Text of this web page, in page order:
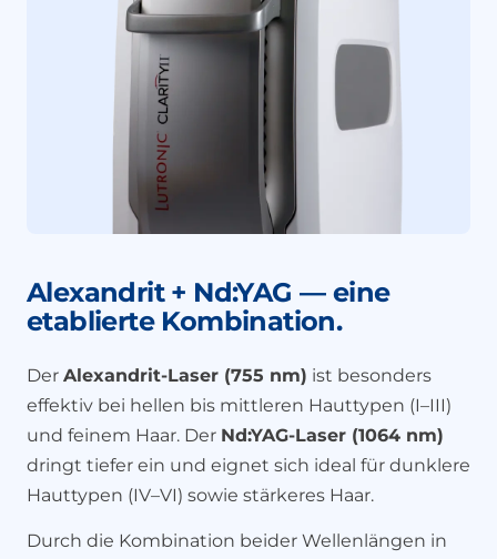
Alexandrit + Nd:YAG — eine
etablierte Kombination.
Der Alexandrit-Laser (755 nm) ist besonders
effektiv bei hellen bis mittleren Hauttypen (I–III)
und feinem Haar. Der Nd:YAG-Laser (1064 nm)
dringt tiefer ein und eignet sich ideal für dunklere
Hauttypen (IV–VI) sowie stärkeres Haar.
Durch die Kombination beider Wellenlängen in